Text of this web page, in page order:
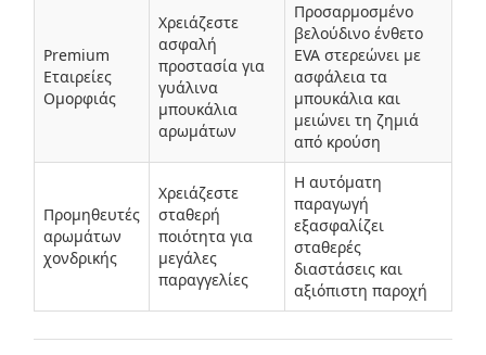
Premium
Εταιρείες
Ομορφιάς
Χρειάζεστε
ασφαλή
προστασία για
γυάλινα
μπουκάλια
αρωμάτων
Προσαρμοσμένο
βελούδινο ένθετο
EVA στερεώνει με
ασφάλεια τα
μπουκάλια και
μειώνει τη ζημιά
από κρούση
Προμηθευτές
αρωμάτων
χονδρικής
Χρειάζεστε
σταθερή
ποιότητα για
μεγάλες
παραγγελίες
Η αυτόματη
παραγωγή
εξασφαλίζει
σταθερές
διαστάσεις και
αξιόπιστη παροχή